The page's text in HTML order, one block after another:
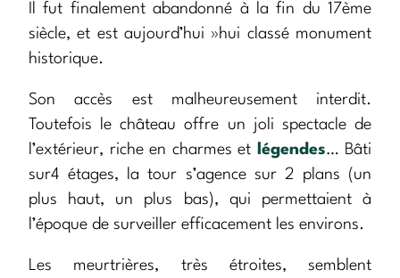
Il fut finalement abandonné à la fin du 17ème
siècle, et est aujourd’hui »hui classé monument
historique.
Son accès est malheureusement interdit.
Toutefois le château offre un joli spectacle de
l’extérieur, riche en charmes et
légendes… Bâti
sur4 étages, la tour s’agence sur 2 plans (un
plus haut, un plus bas), qui permettaient à
l’époque de surveiller efficacement les environs.
Les meurtrières, très étroites, semblent